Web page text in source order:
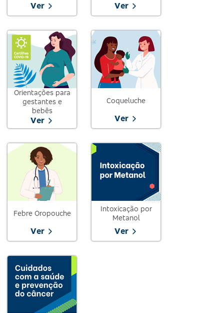
Ver Ver
Orientações para
gestantes e
bebês
Ver
Coqueluche
Ver
Febre Oropouche
Ver
Intoxicação por
Metanol
Ver